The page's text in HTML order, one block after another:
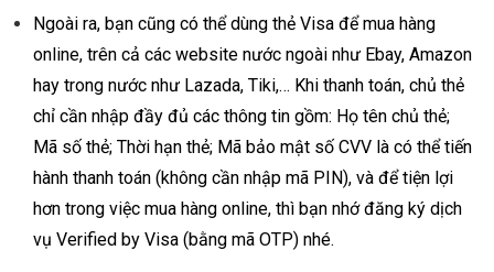
Ngoài ra, bạn cũng có thể dùng thẻ Visa để mua hàng
online, trên cả các website nước ngoài như Ebay, Amazon
hay trong nước như Lazada, Tiki,… Khi thanh toán, chủ thẻ
chỉ cần nhập đầy đủ các thông tin gồm: Họ tên chủ thẻ;
Mã số thẻ; Thời hạn thẻ; Mã bảo mật số CVV là có thể tiến
hành thanh toán (không cần nhập mã PIN), và để tiện lợi
hơn trong việc mua hàng online, thì bạn nhớ đăng ký dịch
vụ Verified by Visa (bằng mã OTP) nhé.